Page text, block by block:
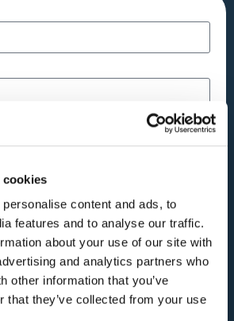
cookies
content and ads, to
features and to analyse our traffic.
about your use of our site with
and analytics partners who
other information that you’ve
that they’ve collected from your use
Versturen